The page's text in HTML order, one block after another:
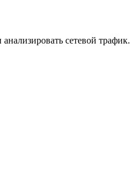
сетевой трафик.